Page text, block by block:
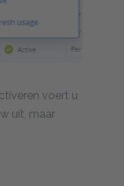
voert u
uit, maar